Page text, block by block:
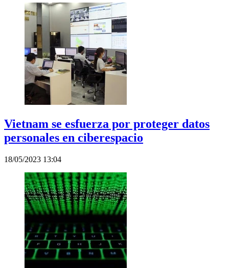
Vietnam se esfuerza por proteger datos
personales en ciberespacio
18/05/2023 13:04